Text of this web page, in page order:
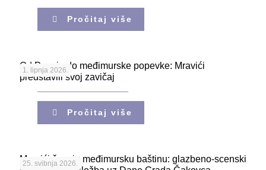
Pročitaj više
1. lipnja 2026.
Od Pozoja do međimurske popevke: Mravići
predstavili svoj zavičaj
Pročitaj više
25. svibnja 2026.
Mravići čuvaju međimursku baštinu: glazbeno-scenski